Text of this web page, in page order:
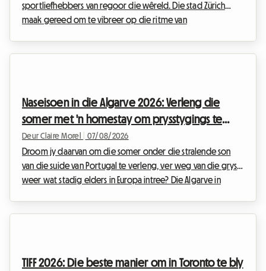
sportliefhebbers van regoor die wêreld. Die stad Zürich
maak gereed om te vibreer op die ritme van
gewaarborg is, kan die organisasie van die verblyf vinnig in
'n ware ...
Naseisoen in die Algarve 2026: Verleng die
somer met 'n homestay om prysstygings te
vermy
Deur Claire Morel 07/08/2026
Droom jy daarvan om die somer onder die stralende son
van die suide van Portugal te verleng, ver weg van die grys
weer wat stadig elders in Europa intree? Die Algarve in
staan 'n groot struikelblok dikwels in di...
TIFF 2026: Die beste manier om in Toronto te bly